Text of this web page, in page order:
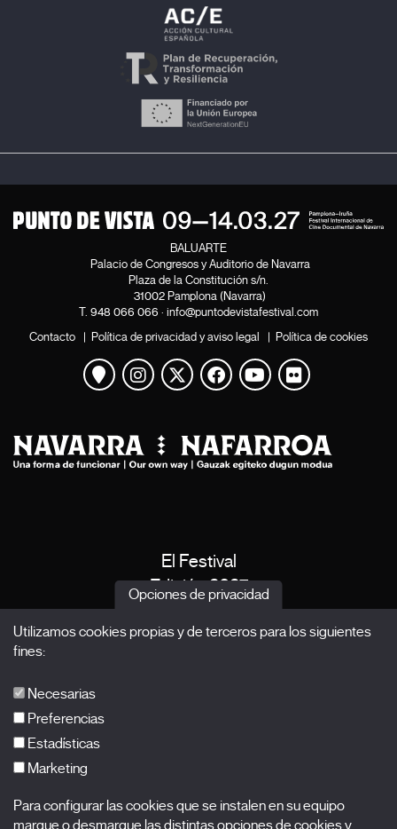
BALUARTE
Palacio de Congresos y Auditorio de Navarra
Plaza de la Constitución s/n.
31002 Pamplona (Navarra)
T. 948 066 066 · info@puntodevistafestival.com
Contacto | Política de privacidad y aviso legal | Política de cookies
Ver mapa
Instagram
Twitter
Facebook
Youtube
Flickr
El Festival
Edición 2027
Acreditaciones
Nombre
Opciones de privacidad
Utilizamos cookies propias y de terceros para los siguientes
fines:
Necesarias
Preferencias
Estadísticas
Marketing
Para configurar las cookies que se instalen en su equipo
marque o desmarque las distintas opciones de cookies y